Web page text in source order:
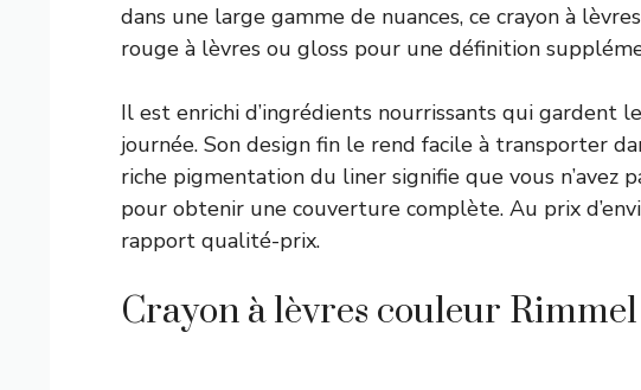
dans une large gamme de nuances, ce crayon à
rouge à lèvres ou gloss pour une définition
Il est enrichi d’ingrédients nourrissants qui gardent
journée. Son design fin le rend facile à transporter
riche pigmentation du liner signifie que vous n’avez
pour obtenir une couverture complète. Au prix
rapport qualité-prix.
Crayon à lèvres couleur